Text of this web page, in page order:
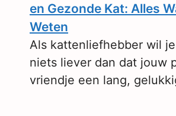
en Gezonde Kat: Alles
Weten
Als kattenliefhebber wil
niets liever dan dat jouw
vriendje een lang,